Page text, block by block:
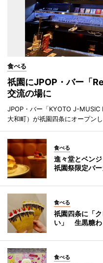
食べる
祇園にJPOP・バー「
交流の場に
JPOP・バー「KYOTO J-MUSIC
大和町）が祇園四条にオープン
食べる
進々堂とベン
祇園祭限定バ
食べる
祇園四条に「
い」 生黒糖わ
食べる